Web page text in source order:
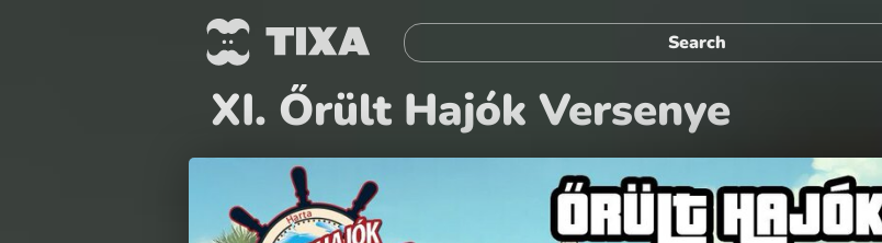
XI. Őrült Hajók Versenye